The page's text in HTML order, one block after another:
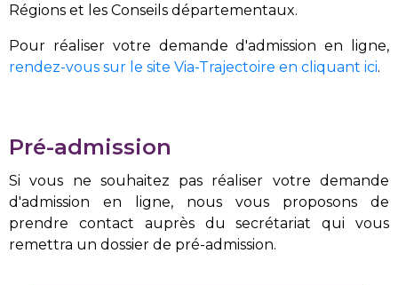
Régions et les Conseils départementaux.
Pour réaliser votre demande d'admission en ligne,
rendez-vous sur le site Via-Trajectoire en cliquant ici.
Pré-admission
Si vous ne souhaitez pas réaliser votre demande
d'admission en ligne, nous vous proposons de
prendre contact auprès du secrétariat qui vous
remettra un dossier de pré-admission.